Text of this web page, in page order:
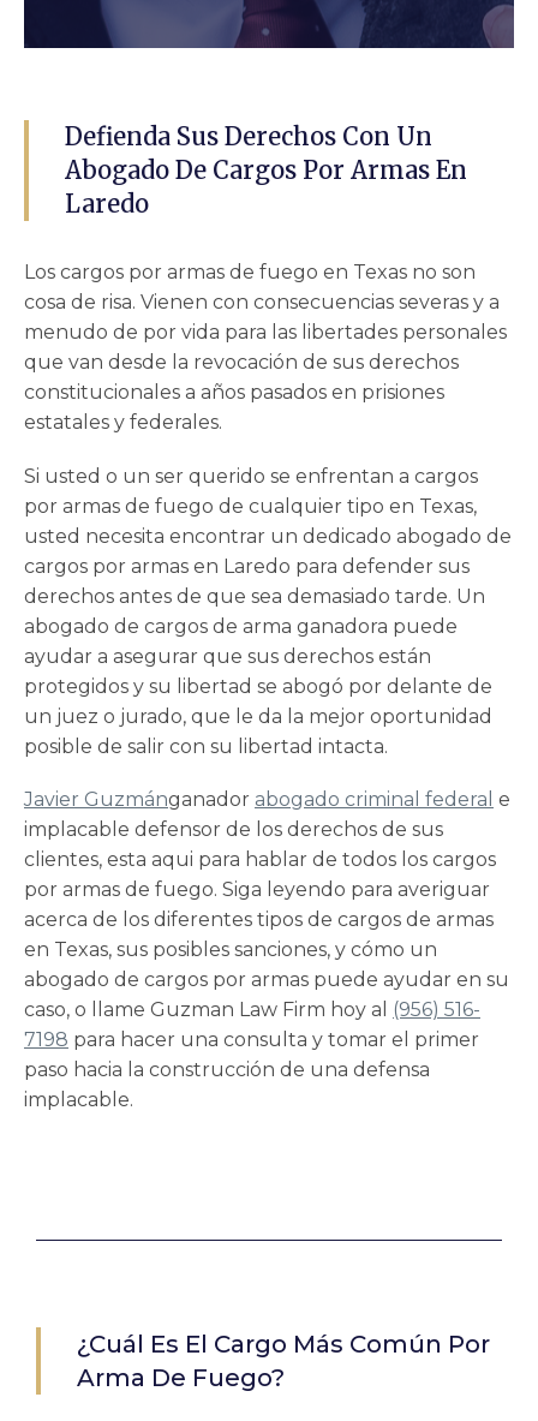
Defienda Sus Derechos Con Un
Abogado De Cargos Por Armas En
Laredo
Los cargos por armas de fuego en Texas no son
cosa de risa. Vienen con consecuencias severas y a
menudo de por vida para las libertades personales
que van desde la revocación de sus derechos
constitucionales a años pasados en prisiones
estatales y federales.
Si usted o un ser querido se enfrentan a cargos
por armas de fuego de cualquier tipo en Texas,
usted necesita encontrar un dedicado abogado de
cargos por armas en Laredo para defender sus
derechos antes de que sea demasiado tarde. Un
abogado de cargos de arma ganadora puede
ayudar a asegurar que sus derechos están
protegidos y su libertad se abogó por delante de
un juez o jurado, que le da la mejor oportunidad
posible de salir con su libertad intacta.
Javier Guzmánganador abogado criminal federal e
implacable defensor de los derechos de sus
clientes, esta aqui para hablar de todos los cargos
por armas de fuego. Siga leyendo para averiguar
acerca de los diferentes tipos de cargos de armas
en Texas, sus posibles sanciones, y cómo un
abogado de cargos por armas puede ayudar en su
caso, o llame Guzman Law Firm hoy al
(956) 516-
7198 para hacer una consulta y tomar el primer
paso hacia la construcción de una defensa
implacable.
¿Cuál Es El Cargo Más Común Por
Arma De Fuego?